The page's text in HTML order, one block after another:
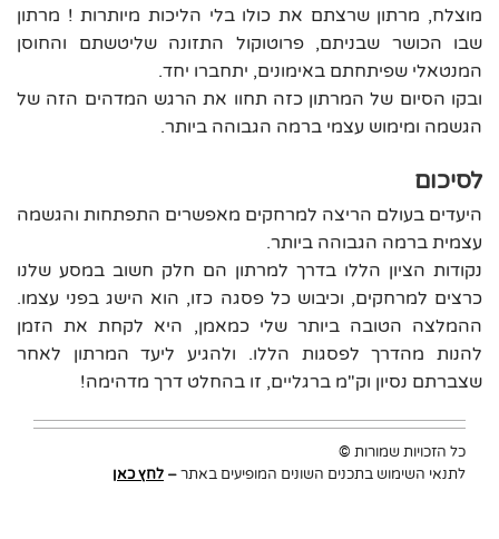
מוצלח, מרתון שרצתם את כולו בלי הליכות מיותרות ! מרתון
שבו הכושר שבניתם, פרוטוקול התזונה שליטשתם והחוסן
המנטאלי שפיתחתם באימונים, יתחברו יחד.
ובקו הסיום של המרתון כזה תחוו את הרגש המדהים הזה של
הגשמה ומימוש עצמי ברמה הגבוהה ביותר.
לסיכום
היעדים בעולם הריצה למרחקים מאפשרים התפתחות והגשמה
עצמית ברמה הגבוהה ביותר.
נקודות הציון הללו בדרך למרתון הם חלק חשוב במסע שלנו
כרצים למרחקים, וכיבוש כל פסגה כזו, הוא הישג בפני עצמו.
ההמלצה הטובה ביותר שלי כמאמן, היא לקחת את הזמן
להנות מהדרך לפסגות הללו. ולהגיע ליעד המרתון לאחר
שצברתם נסיון וק"מ ברגליים, זו בהחלט דרך מדהימה!
כל הזכויות שמורות ©
לתנאי השימוש בתכנים השונים המופיעים באתר– לחץ כאן